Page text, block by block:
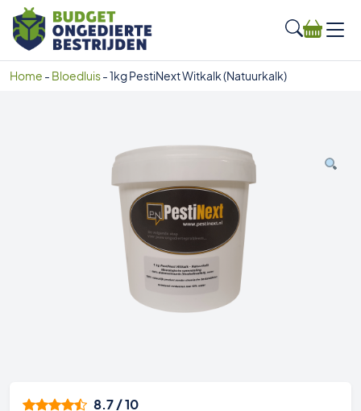
Home - Bloedluis-1kg PestiNext Witkalk (Natuurkalk)
8.7 / 10